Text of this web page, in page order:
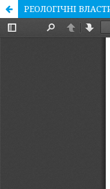
РЕОЛОГІЧНІ